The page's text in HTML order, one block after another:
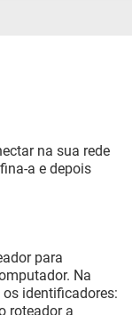
na sua rede
a e depois
para
Na
identificadores:
roteador a